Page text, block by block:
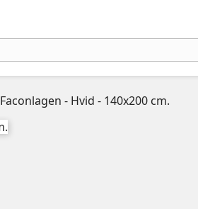
Faconlagen - Hvid - 140x200 cm.